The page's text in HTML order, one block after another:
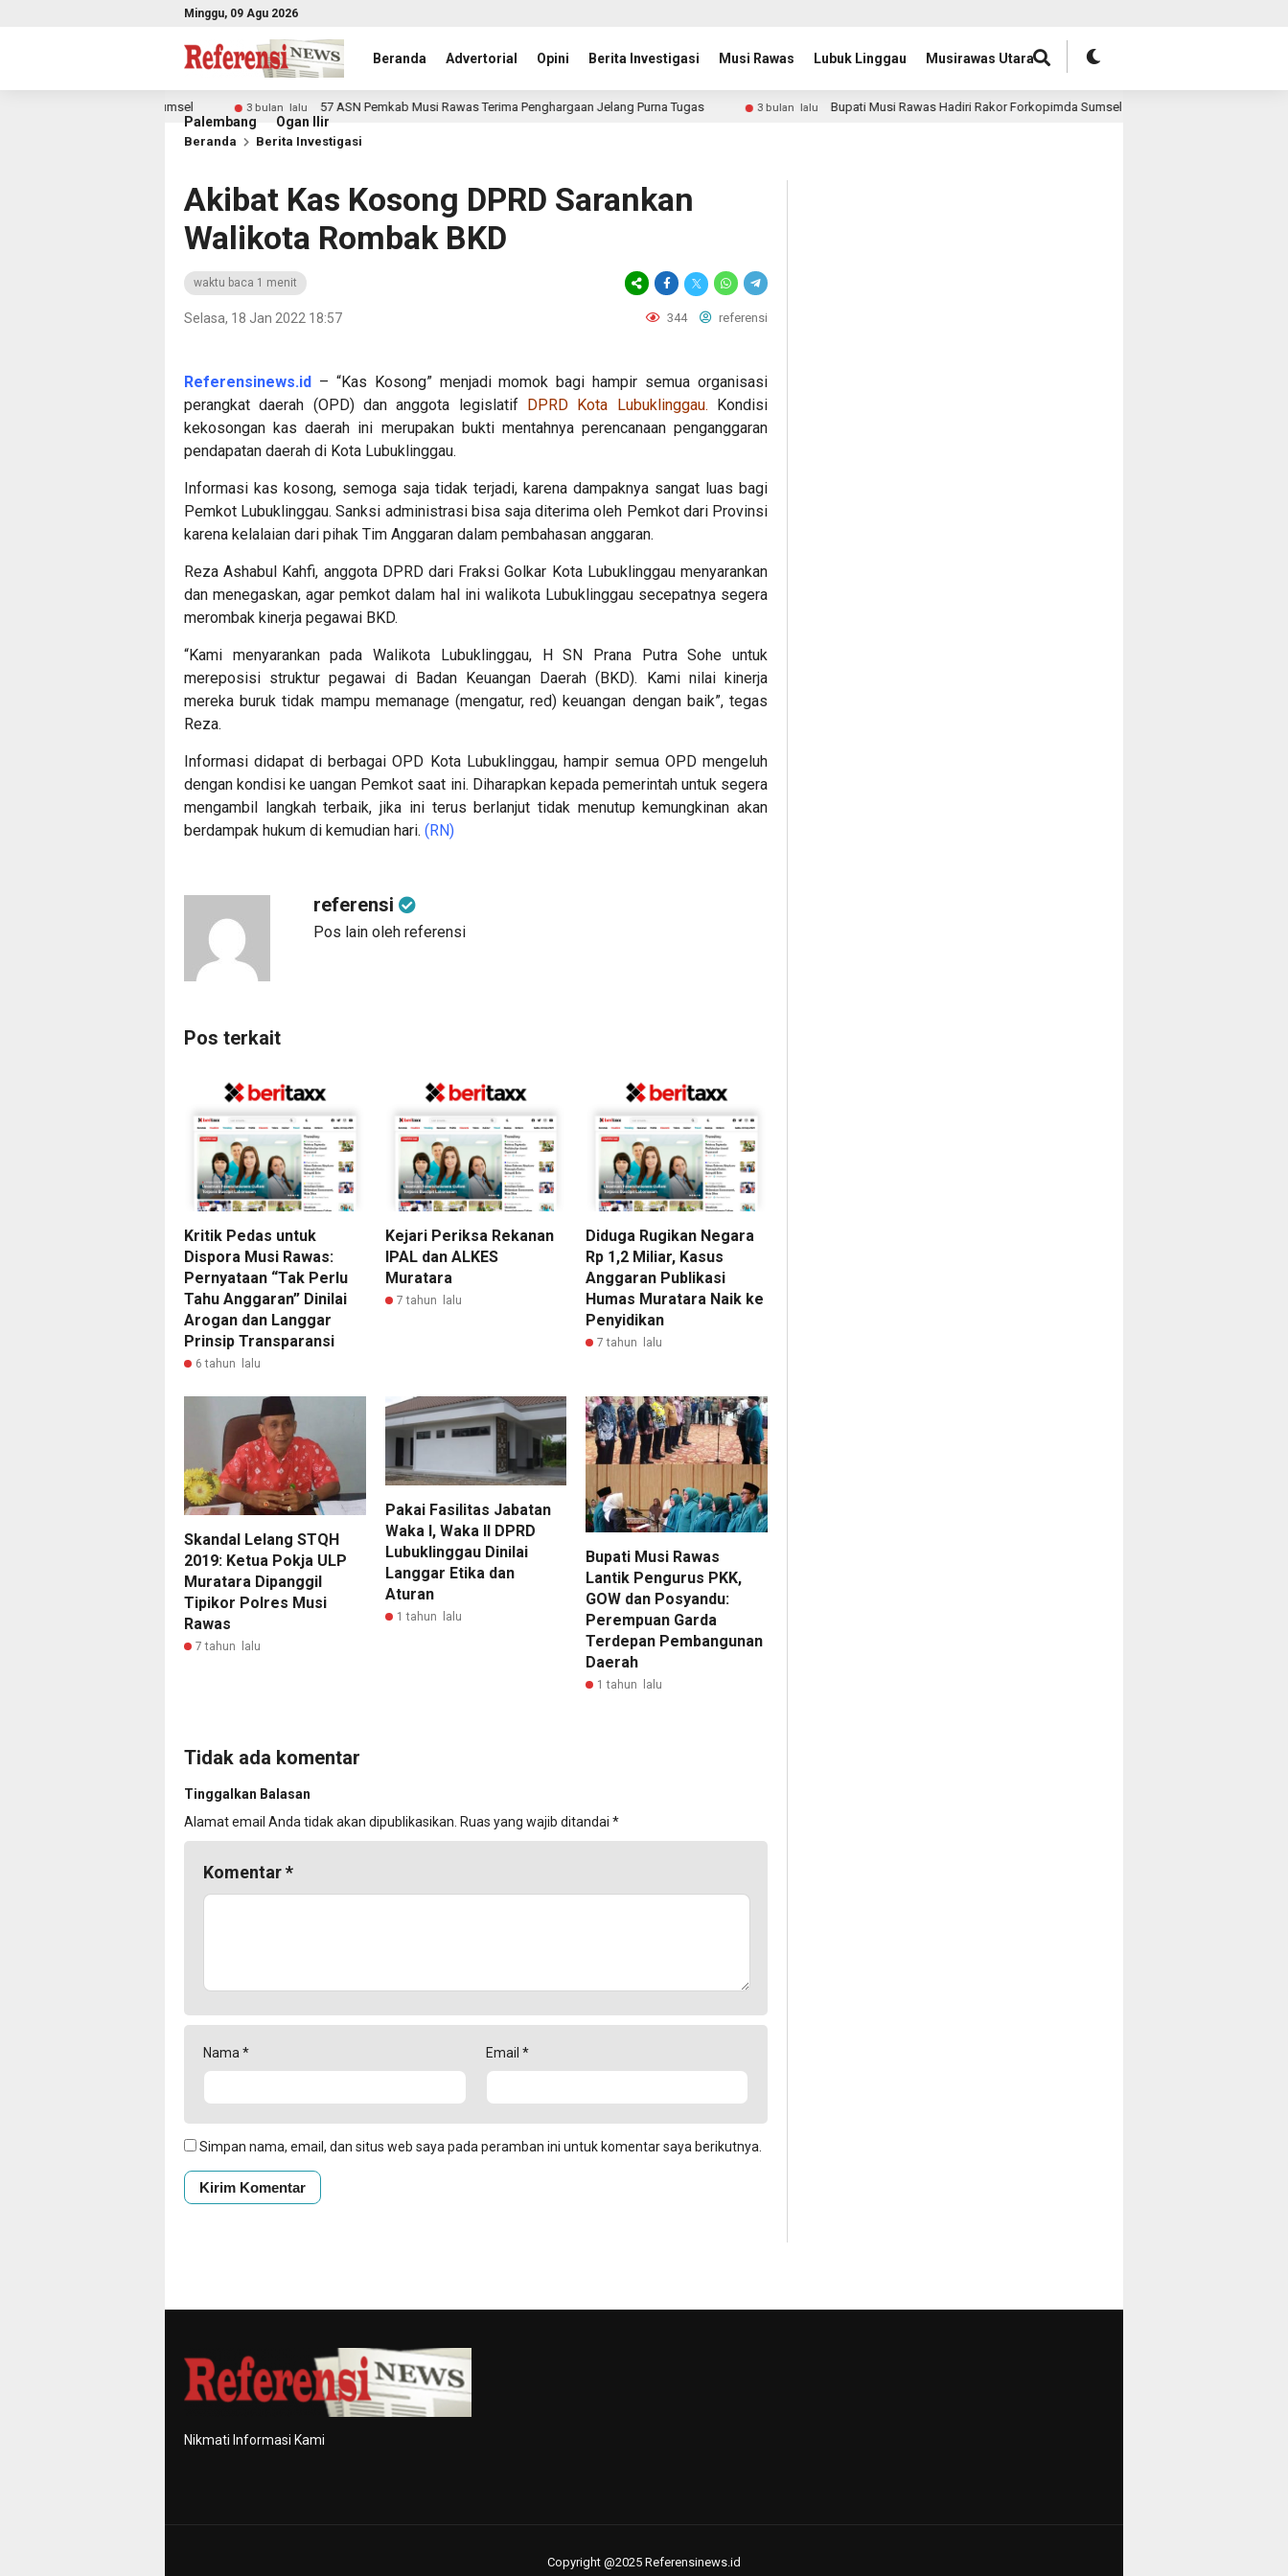
Minggu, 09 Agu 2026
Beranda Advertorial Opini Berita Investigasi Musi Rawas Lubuk Linggau Musirawas Utara
Palembang Ogan Ilir
3 bulan lalu 57 ASN Pemkab Musi Rawas Terima Penghargaan Jelang Purna Tugas 3 bulan lalu Bupati Musi Rawas Hadiri Rakor Forkopimda Sumsel Bahas Legalisasi Sumur Minyak Rakyat
Beranda Berita Investigasi
Akibat Kas Kosong DPRD Sarankan
Walikota Rombak BKD
waktu baca 1 menit
Selasa, 18 Jan 2022 18:57 344 referensi
Referensinews.id – “Kas Kosong” menjadi momok bagi hampir semua organisasi
perangkat daerah (OPD) dan anggota legislatif DPRD Kota Lubuklinggau. Kondisi
kekosongan kas daerah ini merupakan bukti mentahnya perencanaan penganggaran
pendapatan daerah di Kota Lubuklinggau.
Informasi kas kosong, semoga saja tidak terjadi, karena dampaknya sangat luas bagi
Pemkot Lubuklinggau. Sanksi administrasi bisa saja diterima oleh Pemkot dari Provinsi
karena kelalaian dari pihak Tim Anggaran dalam pembahasan anggaran.
Reza Ashabul Kahfi, anggota DPRD dari Fraksi Golkar Kota Lubuklinggau menyarankan
dan menegaskan, agar pemkot dalam hal ini walikota Lubuklinggau secepatnya segera
merombak kinerja pegawai BKD.
“Kami menyarankan pada Walikota Lubuklinggau, H SN Prana Putra Sohe untuk
mereposisi struktur pegawai di Badan Keuangan Daerah (BKD). Kami nilai kinerja
mereka buruk tidak mampu memanage (mengatur, red) keuangan dengan baik”, tegas
Reza.
Informasi didapat di berbagai OPD Kota Lubuklinggau, hampir semua OPD mengeluh
dengan kondisi ke uangan Pemkot saat ini. Diharapkan kepada pemerintah untuk segera
mengambil langkah terbaik, jika ini terus berlanjut tidak menutup kemungkinan akan
berdampak hukum di kemudian hari. (RN)
referensi
Pos lain oleh referensi
Pos terkait
Kritik Pedas untuk
Dispora Musi Rawas:
Pernyataan “Tak Perlu
Tahu Anggaran” Dinilai
Arogan dan Langgar
Prinsip Transparansi
6 tahun lalu
Kejari Periksa Rekanan
IPAL dan ALKES
Muratara
7 tahun lalu
Diduga Rugikan Negara
Rp 1,2 Miliar, Kasus
Anggaran Publikasi
Humas Muratara Naik ke
Penyidikan
7 tahun lalu
Skandal Lelang STQH
2019: Ketua Pokja ULP
Muratara Dipanggil
Tipikor Polres Musi
Rawas
7 tahun lalu
Pakai Fasilitas Jabatan
Waka I, Waka II DPRD
Lubuklinggau Dinilai
Langgar Etika dan
Aturan
1 tahun lalu
Bupati Musi Rawas
Lantik Pengurus PKK,
GOW dan Posyandu:
Perempuan Garda
Terdepan Pembangunan
Daerah
1 tahun lalu
Tidak ada komentar
Tinggalkan Balasan
Alamat email Anda tidak akan dipublikasikan. Ruas yang wajib ditandai *
Komentar*
Nama * Email *
Simpan nama, email, dan situs web saya pada peramban ini untuk komentar saya berikutnya.
Nikmati Informasi Kami
Copyright @2025 Referensinews.id